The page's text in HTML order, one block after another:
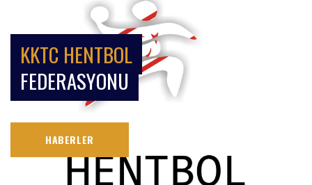
KKTC HENTBOL
FEDERASYONU
HABERLER